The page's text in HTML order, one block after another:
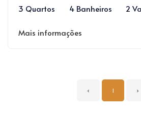
3 Quartos
4 Banheiros 2
Mais informações
‹ 1 ›